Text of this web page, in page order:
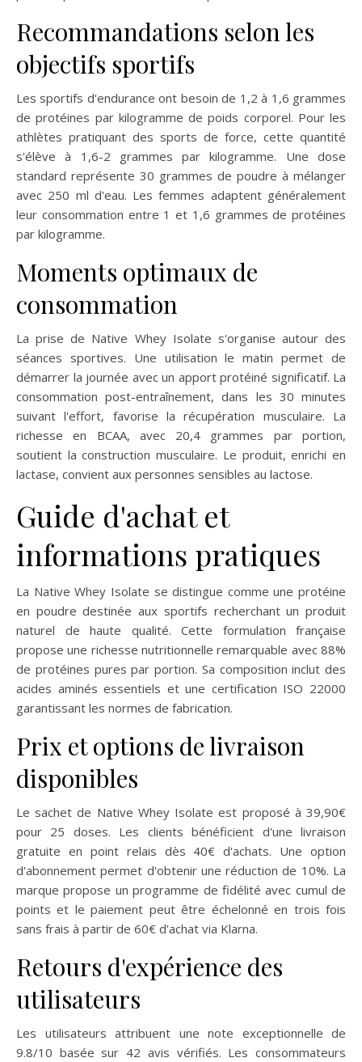
Recommandations selon les
objectifs sportifs
Les sportifs d'endurance ont besoin de 1,2 à 1,6 grammes
de protéines par kilogramme de poids corporel. Pour les
athlètes pratiquant des sports de force, cette quantité
s'élève à 1,6-2 grammes par kilogramme. Une dose
standard représente 30 grammes de poudre à mélanger
avec 250 ml d'eau. Les femmes adaptent généralement
leur consommation entre 1 et 1,6 grammes de protéines
par kilogramme.
Moments optimaux de
consommation
La prise de Native Whey Isolate s'organise autour des
séances sportives. Une utilisation le matin permet de
démarrer la journée avec un apport protéiné significatif. La
consommation post-entraînement, dans les 30 minutes
suivant l'effort, favorise la récupération musculaire. La
richesse en BCAA, avec 20,4 grammes par portion,
soutient la construction musculaire. Le produit, enrichi en
lactase, convient aux personnes sensibles au lactose.
Guide d'achat et
informations pratiques
La Native Whey Isolate se distingue comme une protéine
en poudre destinée aux sportifs recherchant un produit
naturel de haute qualité. Cette formulation française
propose une richesse nutritionnelle remarquable avec 88%
de protéines pures par portion. Sa composition inclut des
acides aminés essentiels et une certification ISO 22000
garantissant les normes de fabrication.
Prix et options de livraison
disponibles
Le sachet de Native Whey Isolate est proposé à 39,90€
pour 25 doses. Les clients bénéficient d'une livraison
gratuite en point relais dès 40€ d'achats. Une option
d'abonnement permet d'obtenir une réduction de 10%. La
marque propose un programme de fidélité avec cumul de
points et le paiement peut être échelonné en trois fois
sans frais à partir de 60€ d'achat via Klarna.
Retours d'expérience des
utilisateurs
Les utilisateurs attribuent une note exceptionnelle de
9.8/10 basée sur 42 avis vérifiés. Les consommateurs